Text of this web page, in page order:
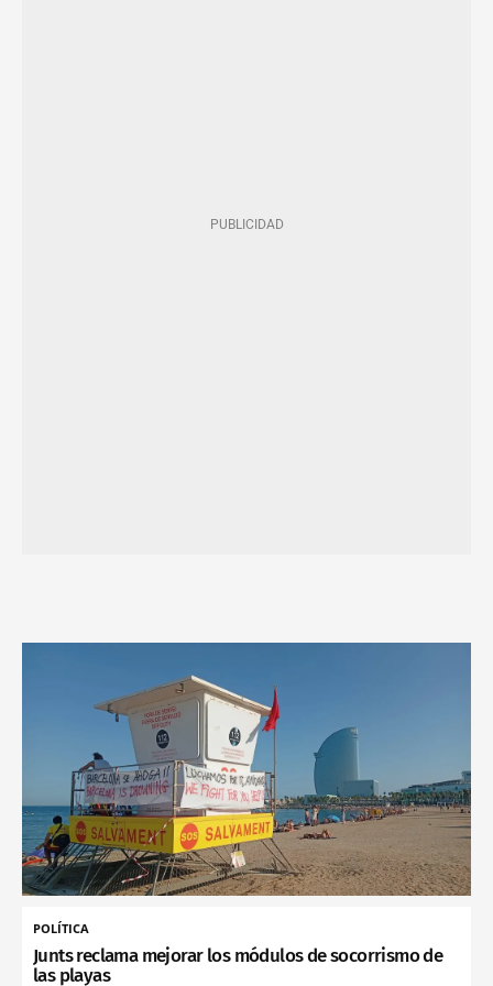
POLÍTICA
Junts reclama mejorar los módulos de socorrismo de
las playas